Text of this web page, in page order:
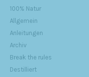
100% Natur
Allgemein
Anleitungen
Archiv
Break the rules
Destilliert